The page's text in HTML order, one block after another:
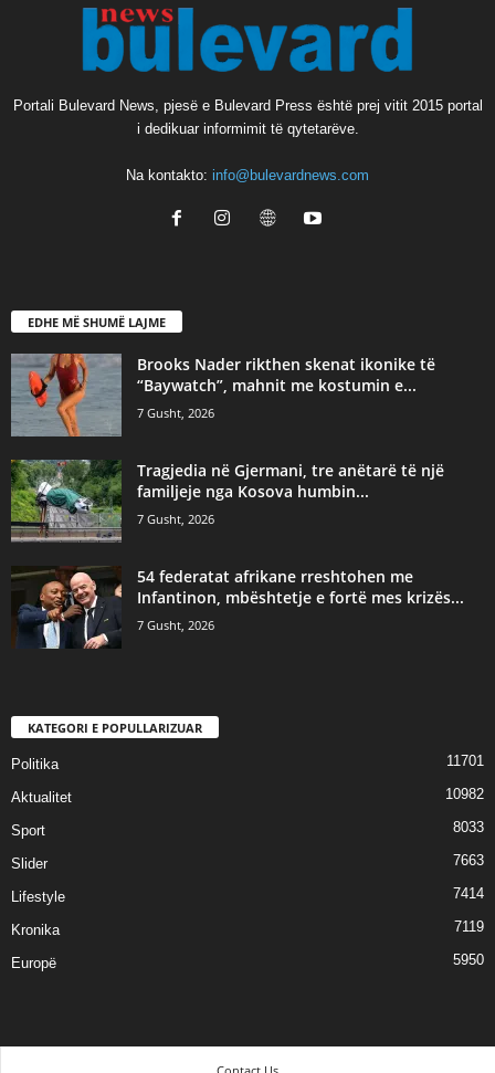
Portali Bulevard News, pjesë e Bulevard Press është prej vitit 2015 portal
i dedikuar informimit të qytetarëve.
Na kontakto: info@bulevardnews.com
EDHE MË SHUMË LAJME
Brooks Nader rikthen skenat ikonike të
“Baywatch”, mahnit me kostumin e...
7 Gusht, 2026
Tragjedia në Gjermani, tre anëtarë të një
familjeje nga Kosova humbin...
7 Gusht, 2026
54 federatat afrikane rreshtohen me
Infantinon, mbështetje e fortë mes krizës...
7 Gusht, 2026
KATEGORI E POPULLARIZUAR
Politika 11701
Aktualitet 10982
Sport 8033
Slider 7663
Lifestyle 7414
Kronika 7119
Europë 5950